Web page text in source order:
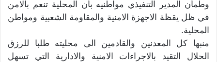
وطمأن المدير التنفيذي مواطنيه بأن المحلية تنعم بالامن
في ظل يقظة الاجهزة الامنية والمقاومة الشعبية ومواطن
المحلية.
منبها كل المعدنين والقادمين الى محليته طلبا للرزق
الحلال التقيد بالاجراءات الامنية والادارية التي تسهل